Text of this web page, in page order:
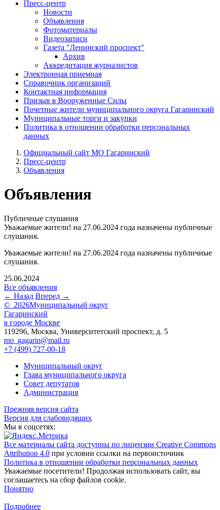
Пресс-центр
Новости
Объявления
Фотоматериалы
Видеозаписи
Газета "Ленинский проспект"
Архив
Аккредитация журналистов
Электронная приемная
Справочник организаций
Контактная информация
Призыв в Вооруженные Силы
Почетные жители муниципального округа Гагаринский
Муниципальные торги и закупки
Политика в отношении обработки персональных
данных
Официальный сайт МО Гагаринский
Пресс-центр
Объявления
Объявления
Публичные слушания
Уважаемые жители! на 27.06.2024 года назначены публичные
слушания.
Уважаемые жители! на 27.06.2024 года назначены публичные
слушания.
25.06.2024
Все объявления
← Назад Вперед →
© 2026Муниципальный округ
Гагаринский
в городе Москве
119296, Москва, Университетский проспект, д. 5
mo_gagarin@mail.ru
+7 (499) 727-00-18
Муниципальный округ
Глава муниципального округа
Совет депутатов
Администрация
Прежняя версия сайта
Версия для слабовидящих
Мы в соцсетях:
Все материалы сайта доступны по лицензии Creative Commons
Attribution 4.0 при условии ссылки на первоисточник
Политика в отношении обработки персональных данных
Уважаемые посетители! Продолжая использовать сайт, вы
соглашаетесь на сбор файлов cookie.
Понятно
Подробнее